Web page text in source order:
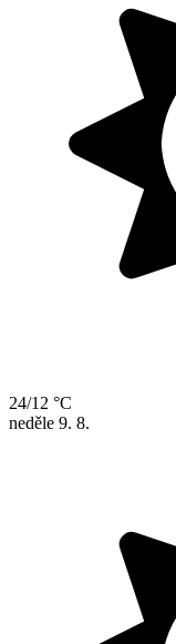
24/12 °C
neděle 9. 8.